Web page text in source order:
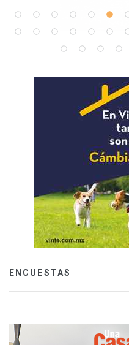
ENCUESTAS